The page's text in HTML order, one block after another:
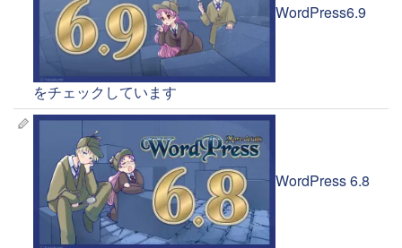
WordPress6.9
をチェックしています
WordPress 6.8